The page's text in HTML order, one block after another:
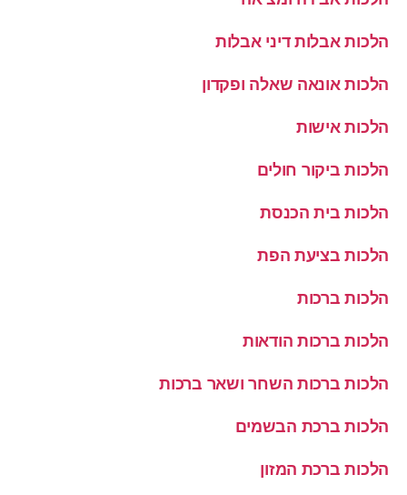
הלכות אבלות דיני אבלות
הלכות אונאה שאלה ופקדון
הלכות אישות
הלכות ביקור חולים
הלכות בית הכנסת
הלכות בציעת הפת
הלכות ברכות
הלכות ברכות הודאות
הלכות ברכות השחר ושאר ברכות
הלכות ברכת הבשמים
הלכות ברכת המזון